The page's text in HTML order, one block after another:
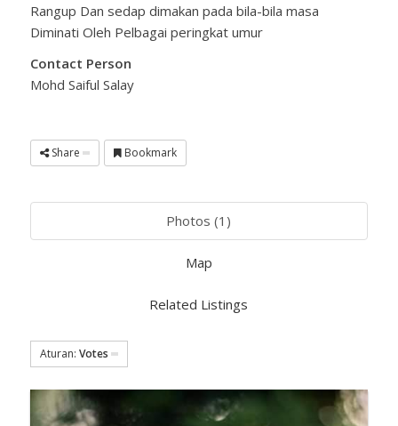
Rangup Dan sedap dimakan pada bila-bila masa
Diminati Oleh Pelbagai peringkat umur
Contact Person
Mohd Saiful Salay
Share Bookmark
Photos (1)
Map
Related Listings
Aturan: Votes